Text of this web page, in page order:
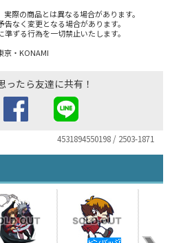
際の商品とは異なる場合があります。
なく変更となる場合があります。
ずる行為を一切禁止いたします。
京・KONAMI
ったら友達に共有！
4531894550198 / 2503-1871